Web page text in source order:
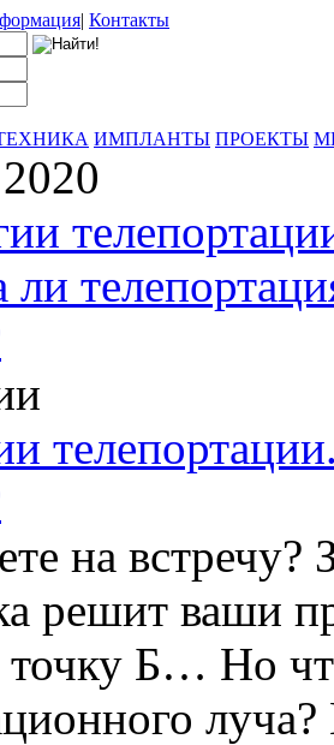
| Контакты
ИМПЛАНТЫ ПРОЕКТЫ
на встречу?
решит ваши
Б… Но